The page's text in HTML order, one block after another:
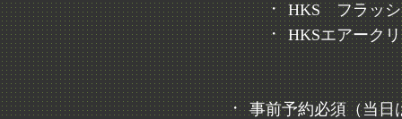
・ HKS フラッ
・ HKSエアーク
・ 事前予約必須（当日